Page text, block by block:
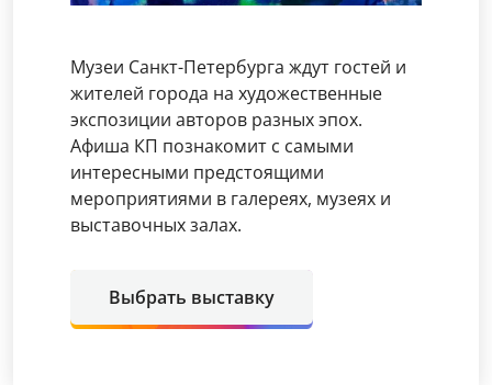
Музеи Санкт-Петербурга ждут гостей и
жителей города на художественные
экспозиции авторов разных эпох.
Афиша КП познакомит с самыми
интересными предстоящими
мероприятиями в галереях, музеях и
выставочных залах.
Выбрать выставку